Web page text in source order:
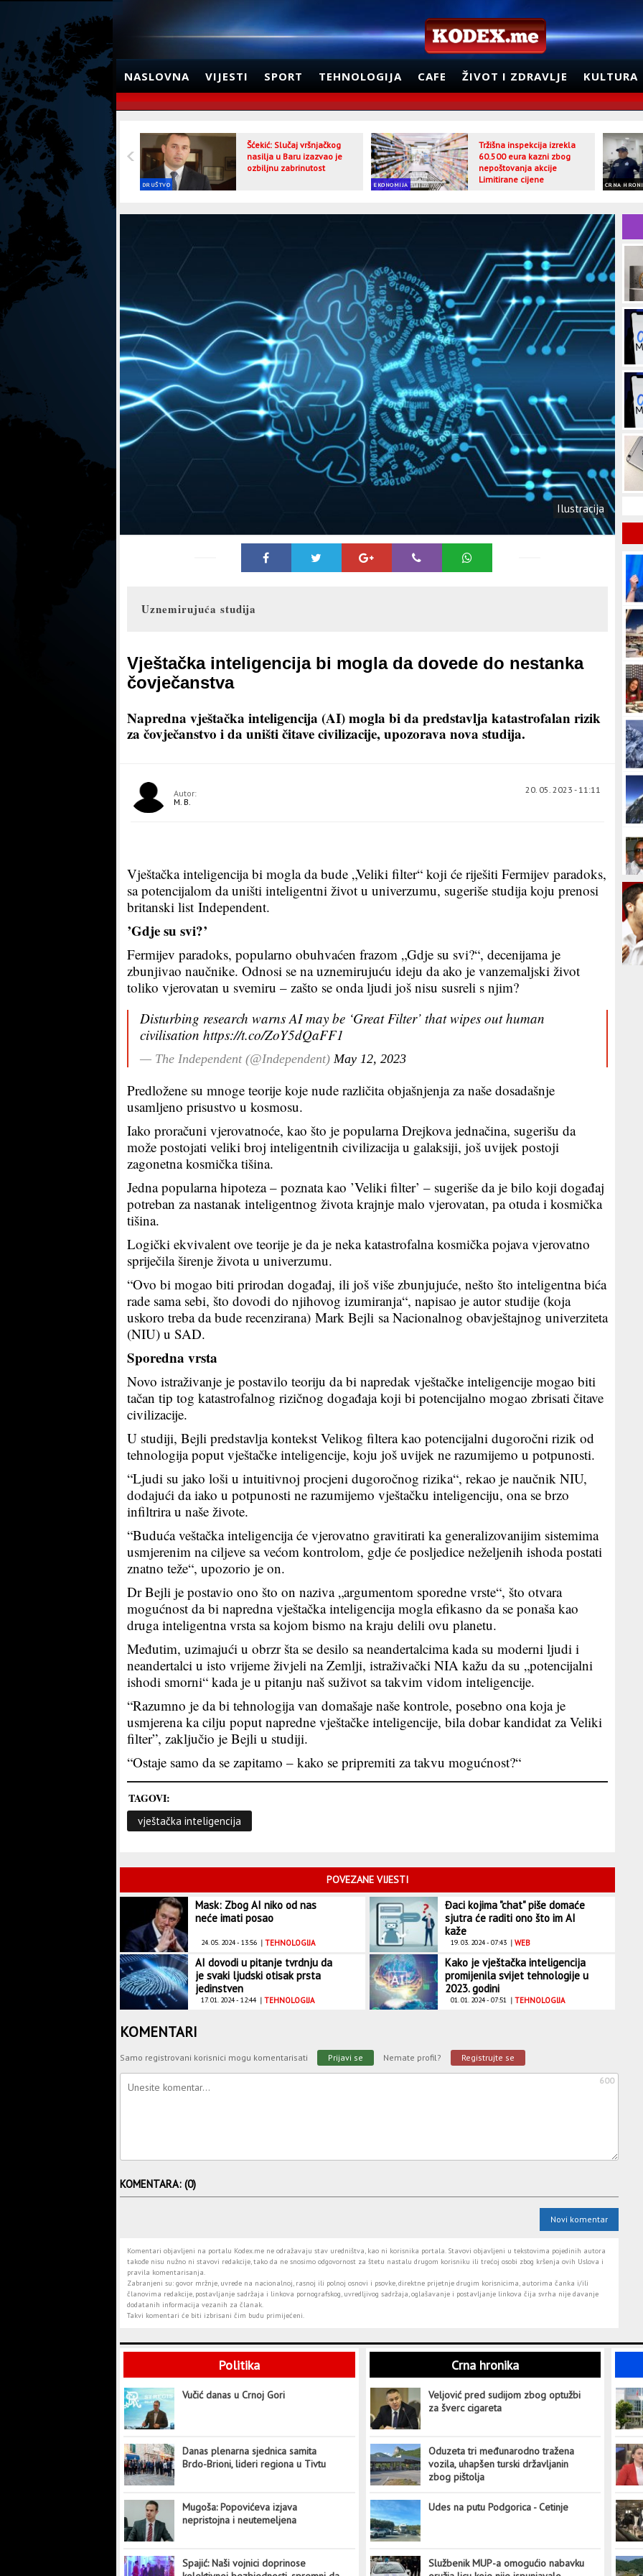
NASLOVNA VIJESTI SPORT TEHNOLOGIJA CAFE ŽIVOT I ZDRAVLJE KULTURA
DRUŠTVO
Šćekić: Slučaj vršnjačkog
nasilja u Baru izazvao je
ozbiljnu zabrinutost
EKONOMIJA
Tržišna inspekcija izrekla
60.500 eura kazni zbog
nepoštovanja akcije
Limitirane cijene
CRNA
Ilustracija
Uznemirujuća studija
Vještačka inteligencija bi mogla da dovede do nestanka
čovječanstva
Napredna vještačka inteligencija (AI) mogla bi da predstavlja katastrofalan rizik
za čovječanstvo i da uništi čitave civilizacije, upozorava nova studija.
20. 05. 2023 - 11:11
Autor:
M. B.
Vještačka inteligencija bi mogla da bude „Veliki filter“ koji će riješiti Fermijev paradoks,
sa potencijalom da uništi inteligentni život u univerzumu, sugeriše studija koju prenosi
britanski list Independent.
’Gdje su svi?’
Fermijev paradoks, popularno obuhvaćen frazom „Gdje su svi?“, decenijama je
zbunjivao naučnike. Odnosi se na uznemirujuću ideju da ako je vanzemaljski život
toliko vjerovatan u svemiru – zašto se onda ljudi još nisu susreli s njim?
Disturbing research warns AI may be ‘Great Filter’ that wipes out human
civilisation https://t.co/ZoY5dQaFF1
— The Independent (@Independent) May 12, 2023
Predložene su mnoge teorije koje nude različita objašnjenja za naše dosadašnje
usamljeno prisustvo u kosmosu.
Iako proračuni vjerovatnoće, kao što je popularna Drejkova jednačina, sugerišu da
može postojati veliki broj inteligentnih civilizacija u galaksiji, još uvijek postoji
zagonetna kosmička tišina.
Jedna popularna hipoteza – poznata kao ’Veliki filter’ – sugeriše da je bilo koji događaj
potreban za nastanak inteligentnog života krajnje malo vjerovatan, pa otuda i kosmička
tišina.
Logički ekvivalent ove teorije je da je neka katastrofalna kosmička pojava vjerovatno
spriječila širenje života u univerzumu.
“Ovo bi mogao biti prirodan događaj, ili još više zbunjujuće, nešto što inteligentna bića
rade sama sebi, što dovodi do njihovog izumiranja“, napisao je autor studije (koja
uskoro treba da bude recenzirana) Mark Bejli sa Nacionalnog obavještajnog univerziteta
(NIU) u SAD.
Sporedna vrsta
Novo istraživanje je postavilo teoriju da bi napredak vještačke inteligencije mogao biti
tačan tip tog katastrofalnog rizičnog događaja koji bi potencijalno mogao zbrisati čitave
civilizacije.
U studiji, Bejli predstavlja kontekst Velikog filtera kao potencijalni dugoročni rizik od
tehnologija poput vještačke inteligencije, koju još uvijek ne razumijemo u potpunosti.
“Ljudi su jako loši u intuitivnoj procjeni dugoročnog rizika“, rekao je naučnik NIU,
dodajući da iako u potpunosti ne razumijemo vještačku inteligenciju, ona se brzo
infiltrira u naše živote.
“Buduća veštačka inteligencija će vjerovatno gravitirati ka generalizovanijim sistemima
usmjerenim na ciljeve sa većom kontrolom, gdje će posljedice neželjenih ishoda postati
znatno teže“, upozorio je on.
Dr Bejli je postavio ono što on naziva „argumentom sporedne vrste“, što otvara
mogućnost da bi napredna vještačka inteligencija mogla efikasno da se ponaša kao
druga inteligentna vrsta sa kojom bismo na kraju delili ovu planetu.
Međutim, uzimajući u obrzr šta se desilo sa neandertalcima kada su moderni ljudi i
neandertalci u isto vrijeme živjeli na Zemlji, istraživački NIA kažu da su „potencijalni
ishodi smorni“ kada je u pitanju naš suživot sa takvim vidom inteligencije.
“Razumno je da bi tehnologija van domašaje naše kontrole, posebno ona koja je
usmjerena ka cilju poput napredne vještačke inteligencije, bila dobar kandidat za Veliki
filter”, zaključio je Bejli u studiji.
“Ostaje samo da se zapitamo – kako se pripremiti za takvu mogućnost?“
TAGOVI:
vještačka inteligencija
POVEZANE VIJESTI
Mask: Zbog AI niko od nas
neće imati posao
24. 05. 2024 - 13:56 | TEHNOLOGIJA
Đaci kojima "chat" piše domaće
sjutra će raditi ono što im AI
kaže
19. 03. 2024 - 07:43 | WEB
AI dovodi u pitanje tvrdnju da
je svaki ljudski otisak prsta
jedinstven
17. 01. 2024 - 12:44 | TEHNOLOGIJA
Kako je vještačka inteligencija
promijenila svijet tehnologije u
2023. godini
01. 01. 2024 - 07:51 | TEHNOLOGIJA
KOMENTARI
Samo registrovani korisnici mogu komentarisati Prijavi se Nemate profil? Registrujte se
600
KOMENTARA: (0)
Novi komentar
Komentari objavljeni na portalu Kodex.me ne odražavaju stav uredništva, kao ni korisnika portala. Stavovi objavljeni u tekstovima pojedinih autora
takođe nisu nužno ni stavovi redakcije, tako da ne snosimo odgovornost za štetu nastalu drugom korisniku ili trećoj osobi zbog kršenja ovih Uslova i
pravila komentarisanja.
Zabranjeni su: govor mržnje, uvrede na nacionalnoj, rasnoj ili polnoj osnovi i psovke, direktne prijetnje drugim korisnicima, autorima čanka i/ili
članovima redakcije, postavljanje sadržaja i linkova pornografskog, uvredljivog sadržaja, oglašavanje i postavljanje linkova čija svrha nije davanje
dodatanih informacija vezanih za članak.
Takvi komentari će biti izbrisani čim budu primijećeni.
Politika
Vučić danas u Crnoj Gori
Danas plenarna sjednica samita
Brdo-Brioni, lideri regiona u Tivtu
Mugoša: Popovićeva izjava
nepristojna i neutemeljena
Spajić: Naši vojnici doprinose
Crna hronika
Veljović pred sudijom zbog optužbi
za šverc cigareta
Oduzeta tri međunarodno tražena
vozila, uhapšen turski državljanin
zbog pištolja
Udes na putu Podgorica - Cetinje
Službenik MUP-a omogućio nabavku